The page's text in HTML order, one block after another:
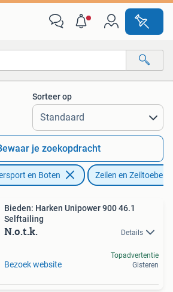
Alle afstanden…
Sorteer op
je zoekopdracht
en Boten Zeilen en
Bieden: Harken Unipower 900 46.1
Selftailing
N.o.t.k. Details
Bezoek website
Topadvertentie
Gisteren